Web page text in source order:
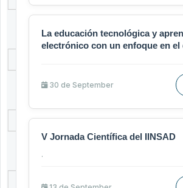
La educación tecnológica y
electrónico con un enfoque en el
30 de September
V Jornada Científica del IINSAD
.